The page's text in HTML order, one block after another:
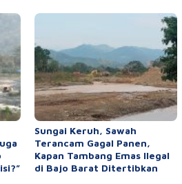
Sungai Keruh, Sawah
Terancam Gagal Panen,
Kapan Tambang Emas Ilegal
di Bajo Barat Ditertibkan